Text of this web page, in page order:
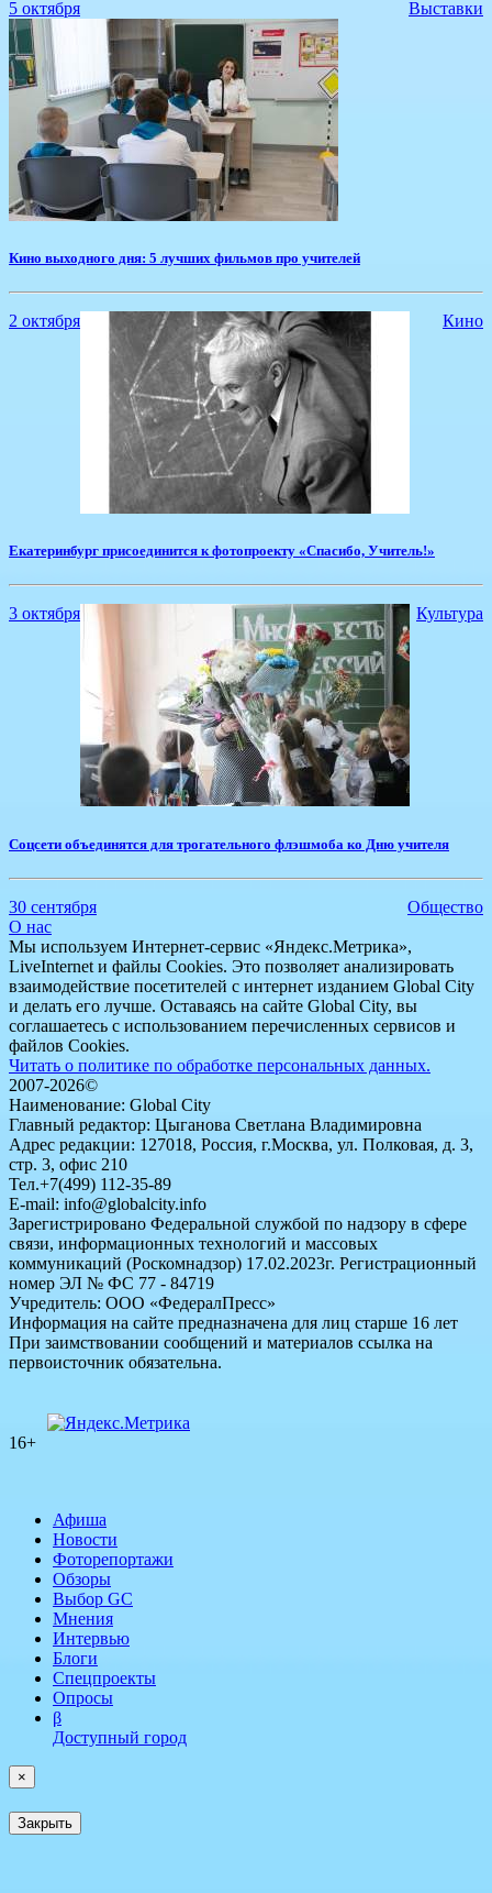
5 октября Выставки
Кино выходного дня: 5 лучших фильмов про учителей
2 октября Кино
Екатеринбург присоединится к фотопроекту «Спасибо, Учитель!»
3 октября Культура
Соцсети объединятся для трогательного флэшмоба ко Дню учителя
30 сентября
Общество
О нас
Мы используем Интернет-сервис «Яндекс.Метрика»,
LiveInternet и файлы Cookies. Это позволяет анализировать
взаимодействие посетителей с интернет изданием Global City
и делать его лучше. Оставаясь на сайте Global City, вы
соглашаетесь с использованием перечисленных сервисов и
файлов Cookies.
Читать о политике по обработке персональных данных.
2007-2026©
Наименование: Global City
Главный редактор: Цыганова Светлана Владимировна
Адрес редакции: 127018, Россия, г.Москва, ул. Полковая, д. 3,
стр. 3, офис 210
Тел.+7(499) 112-35-89
E-mail: info@globalcity.info
Зарегистрировано Федеральной службой по надзору в сфере
связи, информационных технологий и массовых
коммуникаций (Роскомнадзор) 17.02.2023г. Регистрационный
номер ЭЛ № ФС 77 - 84719
Учредитель: ООО «ФедералПресс»
Информация на сайте предназначена для лиц старше 16 лет
При заимствовании сообщений и материалов ссылка на
первоисточник обязательна.
16+
Афиша
Новости
Фоторепортажи
Обзоры
Выбор GC
Мнения
Интервью
Блоги
Спецпроекты
Опросы
β
Доступный город
×
Закрыть